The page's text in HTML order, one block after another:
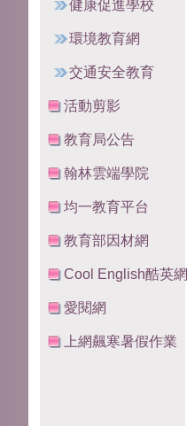
健康促進學校
環境教育網
交通安全教育
活動剪影
教育局公告
翰林雲端學院
均一教育平台
教育部因材網
Cool English酷英網
愛閱網
上網飆寒暑假作業